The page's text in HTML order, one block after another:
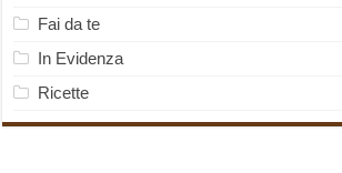
Fai da te
In Evidenza
Ricette